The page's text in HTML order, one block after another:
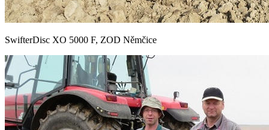
SwifterDisc XO 5000 F, ZOD Němčice